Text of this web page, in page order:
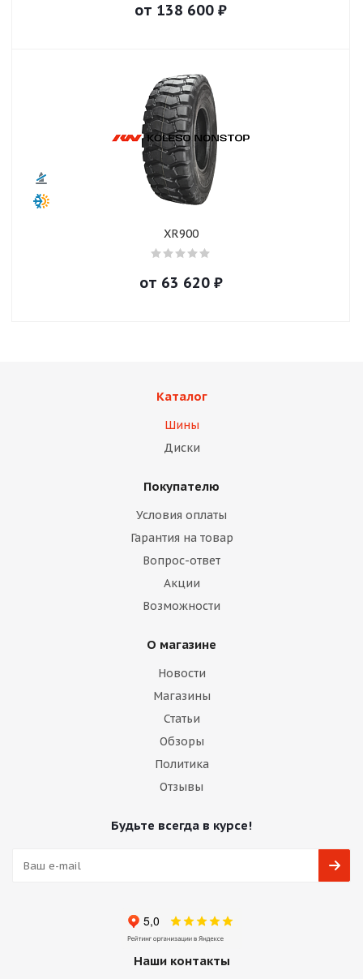
от 138 600 ₽
XR900
от 63 620₽
Каталог
Шины
Диски
Покупателю
Условия оплаты
Гарантия на товар
Вопрос-ответ
Акции
Возможности
О магазине
Новости
Магазины
Статьи
Обзоры
Политика
Отзывы
Будьте всегда в курсе!
Наши контакты